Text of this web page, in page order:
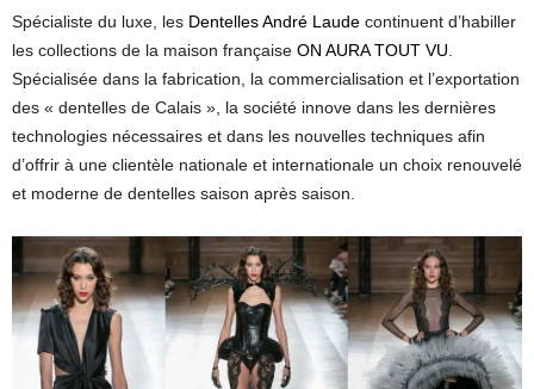
Spécialiste du luxe, les Dentelles André Laude continuent d’habiller
les collections de la maison française ON AURA TOUT VU
Spécialisée dans la fabrication, la commercialisation et l’exportation
des « dentelles de Calais », la société innove dans les dernières
technologies nécessaires et dans les nouvelles techniques afin
d’offrir à une clientèle nationale et internationale un choix renouvelé
et moderne de dentelles saison après saison.